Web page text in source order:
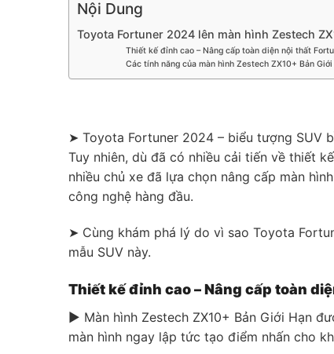
Nội Dung
Toyota Fortuner 2024 lên màn hình Zestech
Thiết kế đỉnh cao – Nâng cấp toàn diện nội thất
Các tính năng của màn hình Zestech ZX10+ Bản
➤ Toyota Fortuner 2024 – biểu tượng SUV
Tuy nhiên, dù đã có nhiều cải tiến về thiết
nhiều chủ xe đã lựa chọn nâng cấp màn
công nghệ hàng đầu.
➤ Cùng khám phá lý do vì sao Toyota
mẫu SUV này.
Thiết kế đỉnh cao – Nâng cấp toàn
▶ Màn hình Zestech ZX10+ Bản Giới Hạn
màn hình ngay lập tức tạo điểm nhấn cho